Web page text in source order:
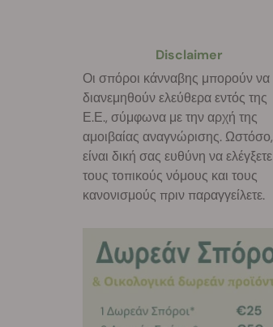
Disclaimer
Οι σπόροι κάνναβης μπορούν να
διανεμηθούν ελεύθερα εντός της
Ε.Ε., σύμφωνα με την αρχή της
αμοιβαίας αναγνώρισης. Ωστόσο,
είναι δική σας ευθύνη να ελέγξετε
τους τοπικούς νόμους και τους
κανονισμούς πριν παραγγείλετε.